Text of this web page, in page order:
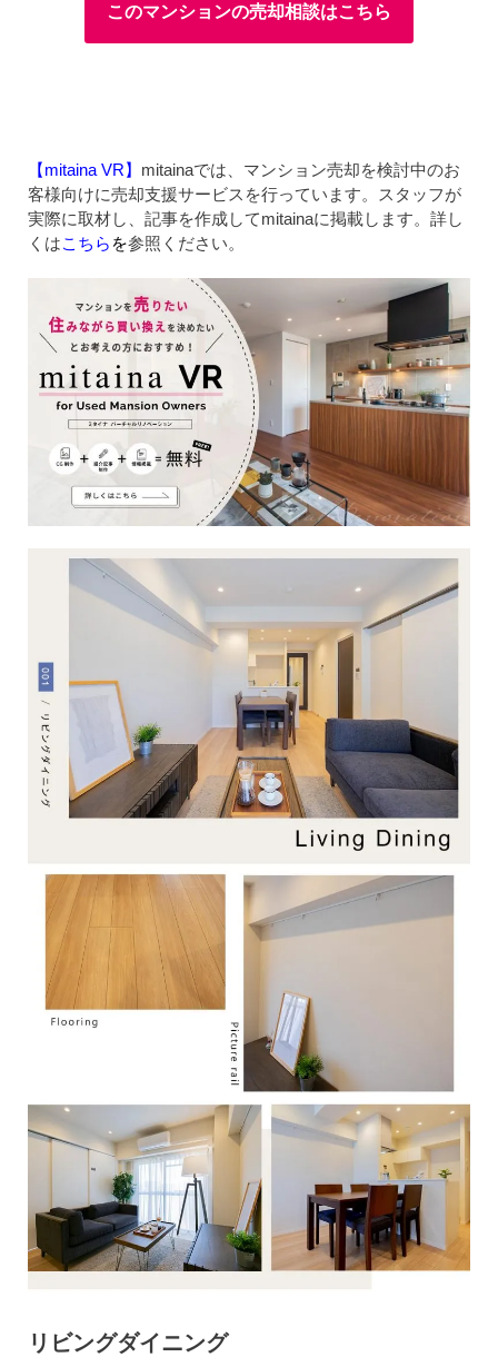
このマンションの売却相談はこちら
【mitaina VR】 mitainaでは、マンション売却を検討中のお
客様向けに売却支援サービスを行っています。スタッフが
実際に取材し、記事を作成してmitainaに掲載します。詳し
くはこちら を参照ください。
リビングダイニング